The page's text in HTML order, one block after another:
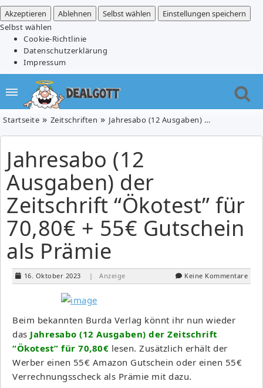
Akzeptieren
Ablehnen Selbst wählen
Einstellungen speichern
Selbst wählen
Cookie-Richtlinie
Datenschutzerklärung
Impressum
Startseite Zeitschriften Jahresabo (12 Ausgaben) der Zeitschrift “Ökotest” für 70,80€ + 55€ Gutschein als Prämie
Jahresabo (12
Ausgaben) der
Zeitschrift “Ökotest” für
70,80€ + 55€ Gutschein
als Prämie
16. Oktober 2023 | Anzeige Keine Kommentare
Beim bekannten Burda Verlag könnt ihr nun wieder
das Jahresabo (12 Ausgaben) der Zeitschrift
“Ökotest” für 70,80€ lesen. Zusätzlich erhält der
Werber einen 55€ Amazon Gutschein oder einen 55€
Verrechnungsscheck als Prämie mit dazu.